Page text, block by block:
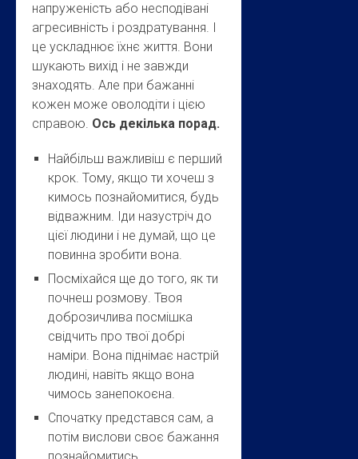
напруженість або несподівані
агресивність і роздратування. І
це ускладнює їхнє життя. Вони
шукають вихід і не завжди
знаходять. Але при бажанні
кожен може оволодіти і цією
справою. Ось декілька порад.
Найбільш важливіш є перший
крок. Тому, якщо ти хочеш з
кимось познайомитися, будь
відважним. Іди назустріч до
цієї людини і не думай, що це
повинна зробити вона.
Посміхайся ще до того, як ти
почнеш розмову. Твоя
доброзичлива посмішка
свідчить про твої добрі
наміри. Вона піднімає настрій
людині, навіть якщо вона
чимось занепокоєна.
Спочатку представся сам, а
потім вислови своє бажання